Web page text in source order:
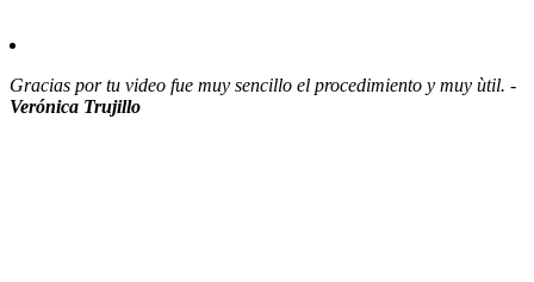
Gracias por tu video fue muy sencillo el procedimiento y muy ùtil. -
Verónica Trujillo